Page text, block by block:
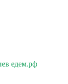
едем.рф